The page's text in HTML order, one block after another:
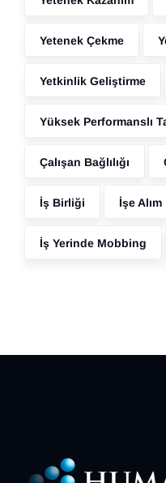
Yetenek Çekme
Yetkinlik Geliştirme
Yüksek Performanslı
Çalışan Bağlılığı
İş Birliği İşe Alım
İş Yerinde Mobbing